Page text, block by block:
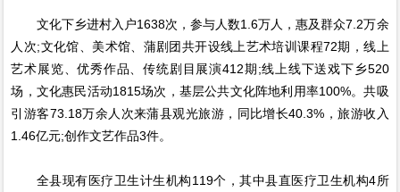
文化下乡进村入户1638次，参与人数1.6万人，惠及群众7.2万余
人次;文化馆、美术馆、蒲剧团共开设线上艺术培训课程72期，线上
艺术展览、优秀作品、传统剧目展演412期;线上线下送戏下乡520
场，文化惠民活动1815场次，基层公共文化阵地利用率100%。共吸
引游客73.18万余人次来蒲县观光旅游，同比增长40.3%，旅游收入
1.46亿元;创作文艺作品3件。
全县现有医疗卫生计生机构119个，其中县直医疗卫生机构4所